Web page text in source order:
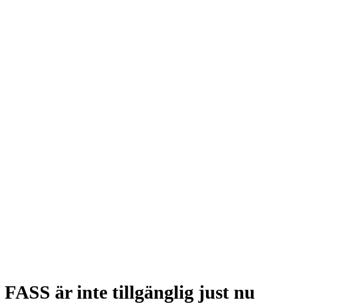
FASS är inte tillgänglig just nu